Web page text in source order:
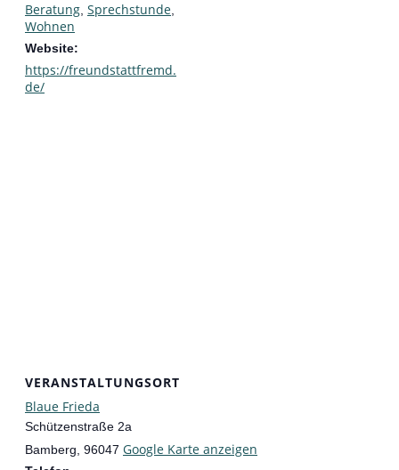
Beratung Sprechstunde
Wohnen
Website:
https://freundstattfremd.
de/
VERANSTALTUNGSORT
Blaue Frieda
Schützenstraße 2a
Bamberg 96047 Google Karte anzeigen